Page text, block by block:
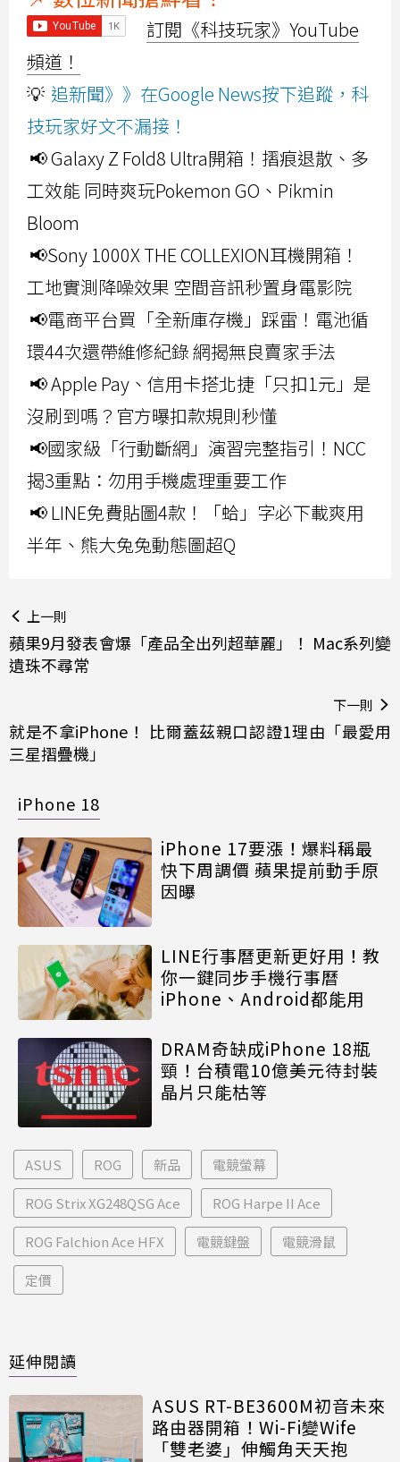
訂閱《科技玩家》YouTube
頻道！
💡 追新聞》》在Google News按下追蹤，科
技玩家好文不漏接！
📢 Galaxy Z Fold8 Ultra開箱！摺痕退散、多
工效能 同時爽玩Pokemon GO、Pikmin
Bloom
📢Sony 1000X THE COLLEXION耳機開箱！
工地實測降噪效果 空間音訊秒置身電影院
📢電商平台買「全新庫存機」踩雷！電池循
環44次還帶維修紀錄 網揭無良賣家手法
📢 Apple Pay、信用卡搭北捷「只扣1元」是
沒刷到嗎？官方曝扣款規則秒懂
📢國家級「行動斷網」演習完整指引！NCC
揭3重點：勿用手機處理重要工作
📢 LINE免費貼圖4款！「蛤」字必下載爽用
半年、熊大兔兔動態圖超Q
上一則
蘋果9月發表會爆「產品全出列超華麗」！ Mac系列變
遺珠不尋常
下一則
就是不拿iPhone！ 比爾蓋茲親口認證1理由「最愛用
三星摺疊機」
iPhone 18
iPhone 17要漲！爆料稱最
快下周調價 蘋果提前動手原
因曝
LINE行事曆更新更好用！教
你一鍵同步手機行事曆
iPhone、Android都能用
DRAM奇缺成iPhone 18瓶
頸！台積電10億美元待封裝
晶片只能枯等
ASUS ROG 新品 電競螢幕
ROG Strix XG248QSG Ace ROG Harpe II Ace
ROG Falchion Ace HFX 電競鍵盤 電競滑鼠
定價
延伸閱讀
ASUS RT-BE3600M初音未來
路由器開箱！Wi-Fi變Wife
「雙老婆」伸觸角天天抱